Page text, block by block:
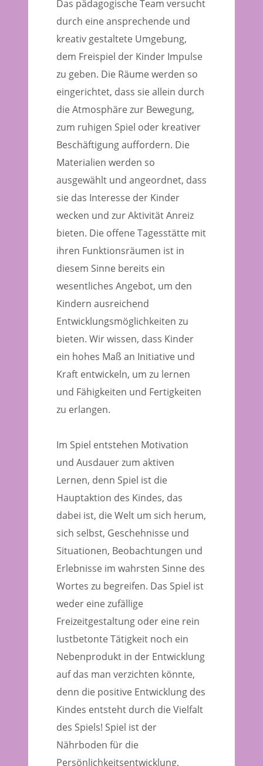
Das pädagogische Team versucht
durch eine ansprechende und
kreativ gestaltete Umgebung,
dem Freispiel der Kinder Impulse
zu geben. Die Räume werden so
eingerichtet, dass sie allein durch
die Atmosphäre zur Bewegung,
zum ruhigen Spiel oder kreativer
Beschäftigung auffordern. Die
Materialien werden so
ausgewählt und angeordnet, dass
sie das Interesse der Kinder
wecken und zur Aktivität Anreiz
bieten. Die offene Tagesstätte mit
ihren Funktionsräumen ist in
diesem Sinne bereits ein
wesentliches Angebot, um den
Kindern ausreichend
Entwicklungsmöglichkeiten zu
bieten. Wir wissen, dass Kinder
ein hohes Maß an Initiative und
Kraft entwickeln, um zu lernen
und Fähigkeiten und Fertigkeiten
zu erlangen.
Im Spiel entstehen Motivation
und Ausdauer zum aktiven
Lernen, denn Spiel ist die
Hauptaktion des Kindes, das
dabei ist, die Welt um sich herum,
sich selbst, Geschehnisse und
Situationen, Beobachtungen und
Erlebnisse im wahrsten Sinne des
Wortes zu begreifen. Das Spiel ist
weder eine zufällige
Freizeitgestaltung oder eine rein
lustbetonte Tätigkeit noch ein
Nebenprodukt in der Entwicklung
auf das man verzichten könnte,
denn die positive Entwicklung des
Kindes entsteht durch die Vielfalt
des Spiels! Spiel ist der
Nährboden für die
Persönlichkeitsentwicklung,